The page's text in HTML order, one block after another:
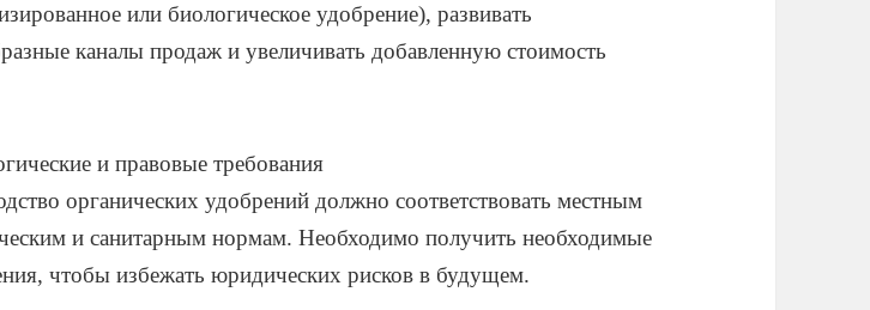
или биологическое удобрение), развивать
каналы продаж и увеличивать добавленную стоимость
и правовые требования
органических удобрений должно соответствовать местным
и санитарным нормам. Необходимо получить необходимые
чтобы избежать юридических рисков в будущем.